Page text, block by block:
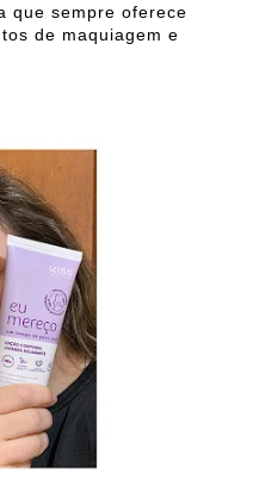
que sempre oferece
de maquiagem e